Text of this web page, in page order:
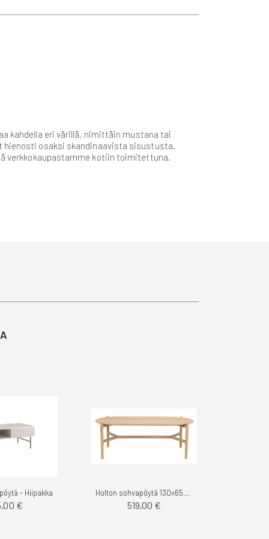
kahdella eri värillä, nimittäin mustana tai
osaksi skandinaavista sisustusta.
verkkokaupastamme kotiin toimitettuna.
- Hiipakka
€ 519,00 €